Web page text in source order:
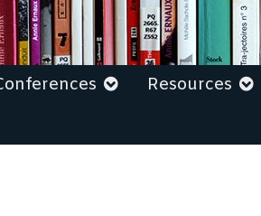
Resources